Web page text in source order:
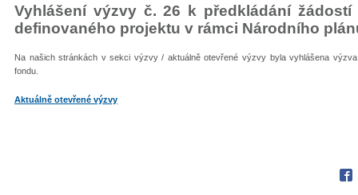
Vyhlášení výzvy č. 26 k předkládání
definovaného projektu v rámci Národního
Na našich stránkách v sekci výzvy / aktuálně otevřené výzvy byla vyhlášena
fondu.
Aktuálně otevřené výzvy